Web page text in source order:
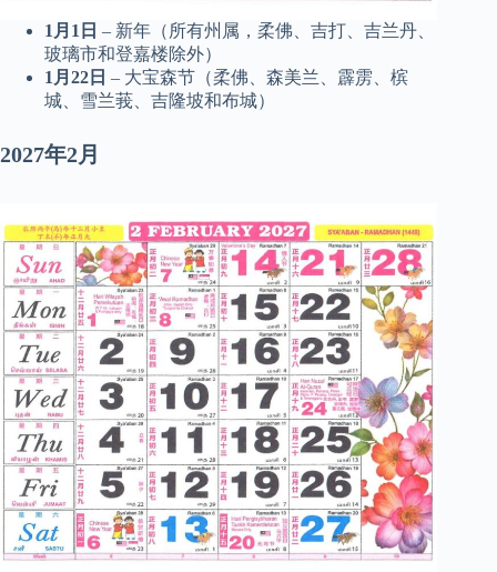
1月1日 – 新年（所有州属，柔佛、吉打、吉兰丹、
玻璃市和登嘉楼除外）
1月22日 – 大宝森节（柔佛、森美兰、霹雳、槟
城、雪兰莪、吉隆坡和布城）
2027年2月